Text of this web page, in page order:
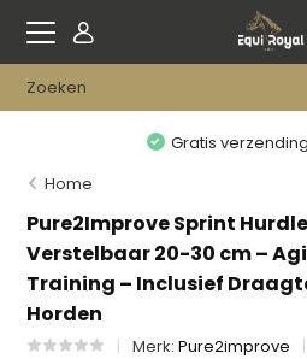
Gratis
Home
Pure2Improve Sprint
Verstelbaar 20-30 cm –
Training – Inclusief
Horden
Merk:Pure2improve